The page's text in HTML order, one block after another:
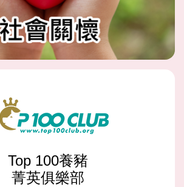
Top 100養豬
菁英俱樂部